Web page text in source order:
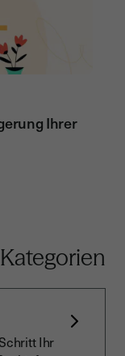
Ihrer
Ihr